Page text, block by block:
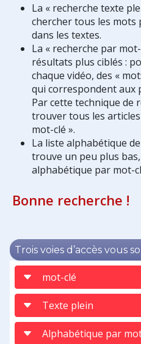
La « recherche texte
chercher tous les
dans les textes.
La « recherche par
résultats plus ciblés :
chaque vidéo, des «
qui correspondent aux
Par cette technique de
trouver tous les
mot-clé ».
La liste alphabétique
trouve un peu plus
alphabétique par mot-
Bonne recherche !
Trois voies d’accès vous
mot-clé
Texte plein
Alphabétique par